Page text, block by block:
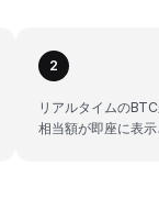
2
リアルタイムの
相当額が即座に表示